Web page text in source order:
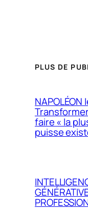
PLUS DE
NAPOLÉON
faire « la
puisse